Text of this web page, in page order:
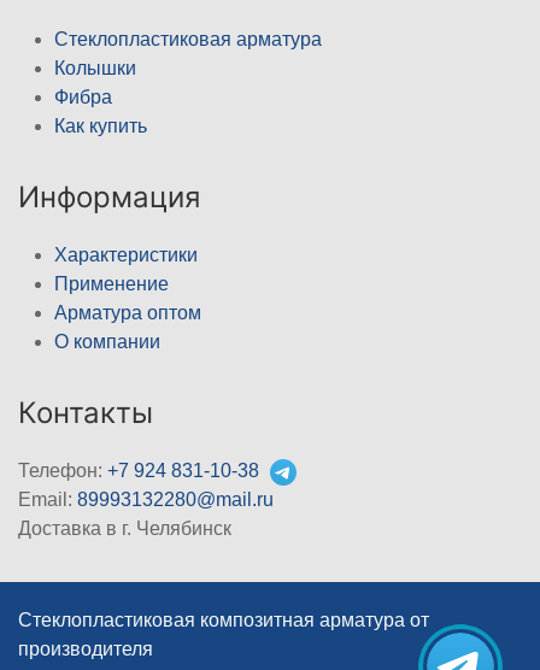
Стеклопластиковая арматура
Колышки
Фибра
Как купить
Информация
Характеристики
Применение
Арматура оптом
О компании
Контакты
Телефон: +7 924 831-10-38
Email: 89993132280@mail.ru
Доставка в г. Челябинск
Стеклопластиковая композитная арматура от
производителя